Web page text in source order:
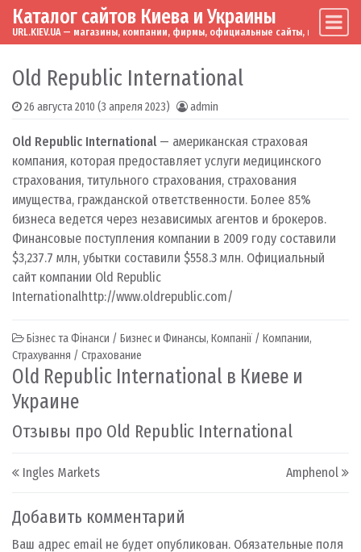
Skip to content
Main Navigation
Каталог сайтов Киева и Украины
URL.KIEV.UA — магазины, компании, фирмы, официальные сайты, мировые
Old Republic International
26 августа 2010 (3 апреля 2023) admin
Old Republic International— американская страховая
компания, которая предоставляет услуги медицинского
страхования, титульного страхования, страхования
имущества, гражданской ответственности. Более 85%
бизнеса ведется через независимых агентов и брокеров.
Финансовые поступления компании в 2009 году составили
$3,237.7 млн, убытки составили $558.3 млн. Официальный
сайт компании Old Republic
Internationalhttp://www.oldrepublic.com/
Бізнес та Фінанси / Бизнес и Финансы, Компанії / Компании,
Страхування / Страхование
Old Republic International в Киеве и
Украине
Отзывы про Old Republic International
Post navigation
Ingles Markets Amphenol
Добавить комментарий
Ваш адрес email не будет опубликован. Обязательные поля